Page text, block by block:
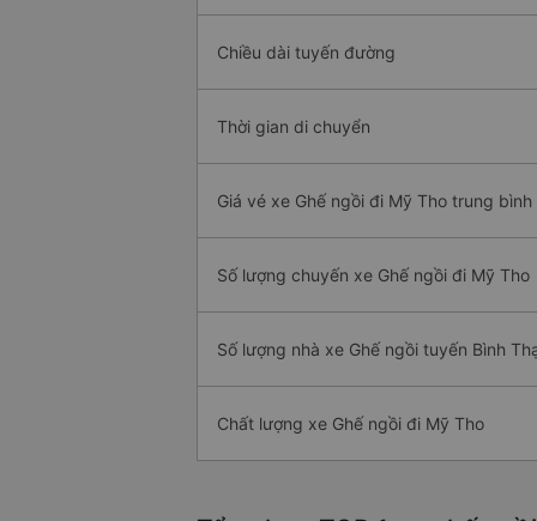
Chiều dài tuyến đường
Thời gian di chuyển
Giá vé xe Ghế ngồi đi Mỹ Tho trung bình
Số lượng chuyến xe Ghế ngồi đi Mỹ Tho
Số lượng nhà xe Ghế ngồi tuyến Bình
Chất lượng xe Ghế ngồi đi Mỹ Tho